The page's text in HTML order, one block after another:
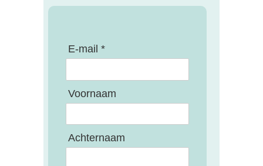
E-mail *
Voornaam
Achternaam